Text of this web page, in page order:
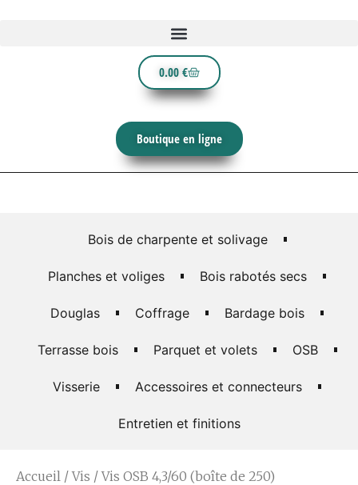
0.00 €
Boutique en ligne
Bois de charpente et solivage
Planches et voliges Bois rabotés secs
Douglas Coffrage Bardage bois
Terrasse bois Parquet et volets OSB
Visserie Accessoires et connecteurs
Entretien et finitions
Accueil /Vis / Vis OSB 4,3/60 (boîte de 250)